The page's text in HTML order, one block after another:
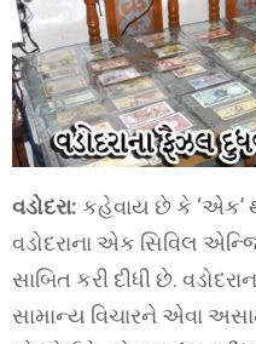
વડોદરા: કહેવાય છે કે
વડોદરાના એક સિવિલ
સાબિત કરી દીધી છે.
સામાન્ય વિચારને એવા